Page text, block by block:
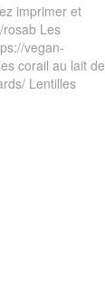
imprimer et
Les
vegan-
corail au lait de
Lentilles